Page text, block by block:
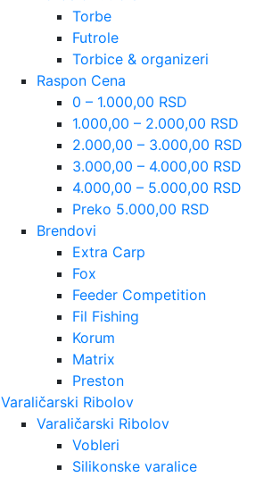
Torbe
Futrole
Torbice & organizeri
Raspon Cena
0 – 1.000,00 RSD
1.000,00 – 2.000,00 RSD
2.000,00 – 3.000,00 RSD
3.000,00 – 4.000,00 RSD
4.000,00 – 5.000,00 RSD
Preko 5.000,00 RSD
Brendovi
Extra Carp
Fox
Feeder Competition
Fil Fishing
Korum
Matrix
Preston
Varaličarski Ribolov
Varaličarski Ribolov
Vobleri
Silikonske varalice